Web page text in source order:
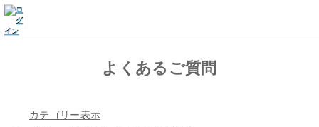
よくあるご質問
カテゴリー表示